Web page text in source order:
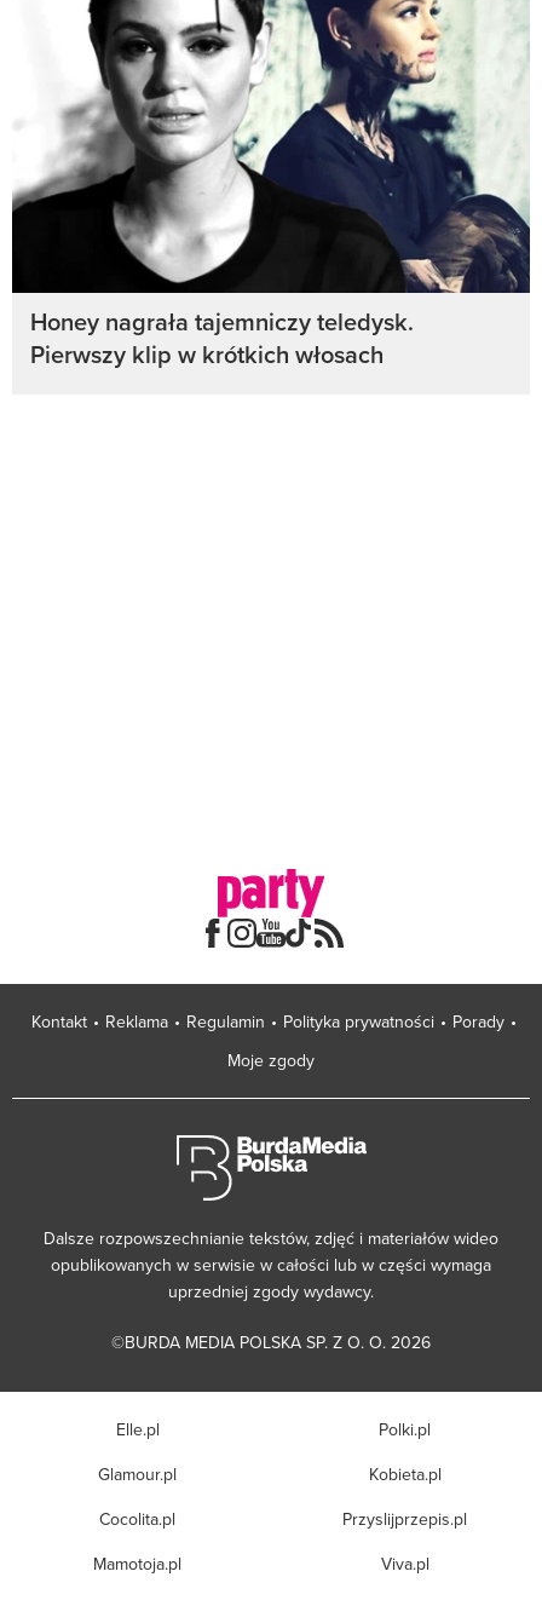
Honey nagrała tajemniczy teledysk.
Pierwszy klip w krótkich włosach
Kontakt Reklama Regulamin Polityka prywatności
Porady
Moje zgody
Dalsze rozpowszechnianie tekstów, zdjęć i materiałów wideo
opublikowanych w serwisie w całości lub w części wymaga
uprzedniej zgody wydawcy.
©BURDA MEDIA POLSKA SP. Z O. O. 2026
Elle.pl
Glamour.pl
Cocolita.pl
Mamotoja.pl
Polki.pl
Kobieta.pl
Przyslijprzepis.pl
Viva.pl